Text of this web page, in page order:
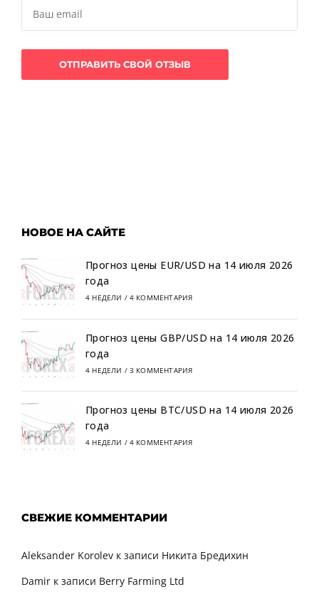
НОВОЕ НА САЙТЕ
Прогноз цены EUR/USD на 14 июля 2026
года
4 НЕДЕЛИ / 4 КОММЕНТАРИЯ
Прогноз цены GBP/USD на 14 июля 2026
года
4 НЕДЕЛИ / 3 КОММЕНТАРИЯ
Прогноз цены BTC/USD на 14 июля 2026
года
4 НЕДЕЛИ / 4 КОММЕНТАРИЯ
СВЕЖИЕ КОММЕНТАРИИ
Aleksander Korolev к записи Никита Бредихин
Damir к записи Berry Farming Ltd